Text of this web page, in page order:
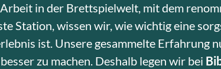
in der Brettspielwelt, mit dem
Station, wissen wir, wie wichtig eine
ist. Unsere gesammelte Erfahrung
zu machen. Deshalb legen wir bei